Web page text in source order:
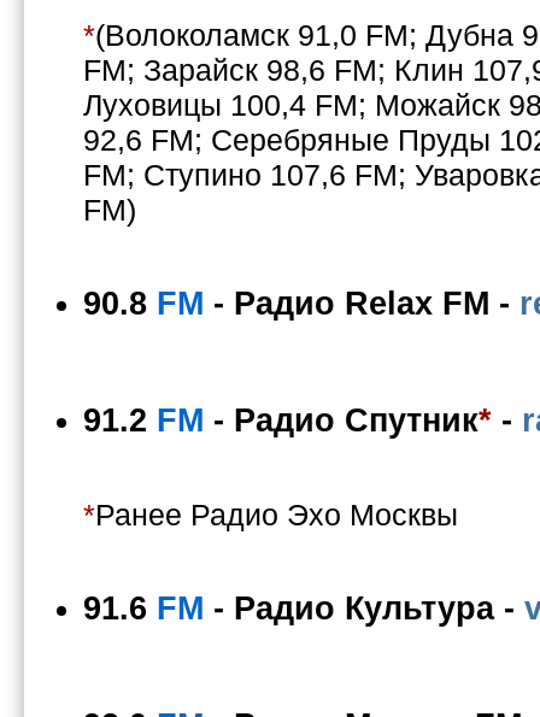
*(Волоколамск 91,0 FM; Дубна
FM; Зарайск 98,6 FM; Клин
Луховицы 100,4 FM; Можайск
92,6 FM; Серебряные Пруды
FM; Ступино 107,6 FM;
FM)
90.8 FM - Радио Relax FM -
91.2 FM - Радио Спутник* -
*Ранее Радио Эхо Москвы
91.6 FM - Радио Культура-